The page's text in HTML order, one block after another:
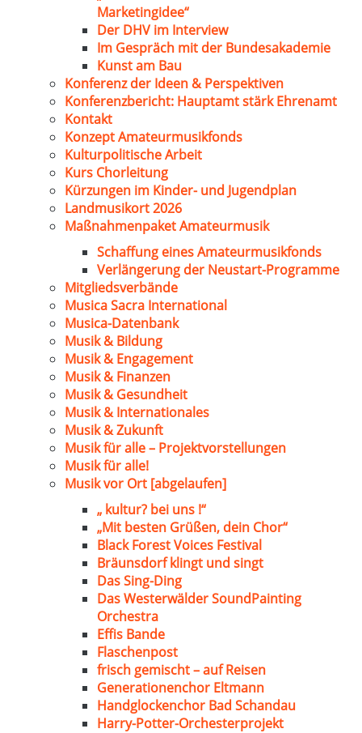
Marketingidee“
Der DHV im Interview
Im Gespräch mit der Bundesakademie
Kunst am Bau
Konferenz der Ideen & Perspektiven
Konferenzbericht: Hauptamt stärk Ehrenamt
Kontakt
Konzept Amateurmusikfonds
Kulturpolitische Arbeit
Kurs Chorleitung
Kürzungen im Kinder- und Jugendplan
Landmusikort 2026
Maßnahmenpaket Amateurmusik
Schaffung eines Amateurmusikfonds
Verlängerung der Neustart-Programme
Mitgliedsverbände
Musica Sacra International
Musica-Datenbank
Musik & Bildung
Musik & Engagement
Musik & Finanzen
Musik & Gesundheit
Musik & Internationales
Musik & Zukunft
Musik für alle – Projektvorstellungen
Musik für alle!
Musik vor Ort [abgelaufen]
„ kultur? bei uns !“
„Mit besten Grüßen, dein Chor“
Black Forest Voices Festival
Bräunsdorf klingt und singt
Das Sing-Ding
Das Westerwälder SoundPainting
Orchestra
Effis Bande
Flaschenpost
frisch gemischt – auf Reisen
Generationenchor Eltmann
Handglockenchor Bad Schandau
Harry-Potter-Orchesterprojekt